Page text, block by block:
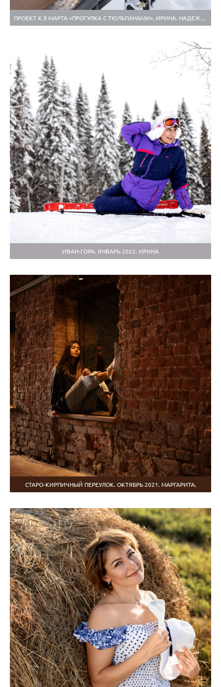
ПРОЕКТ К 8 МАРТА «ПРОГУЛКА С ТЮЛЬПАНАМИ». ИРИНА. НАДЕЖДА. ФЕВРАЛЬ 2022.
ИВАН-ГОРА. ЯНВАРЬ 2022. ИРИНА
СТАРО-КИРПИЧНЫЙ ПЕРЕУЛОК. ОКТЯБРЬ 2021. МАРГАРИТА.